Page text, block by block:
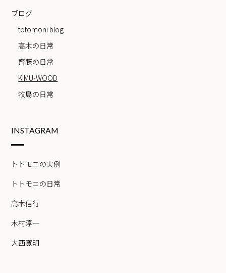
ブログ
totomoni blog
高木の日常
齊藤の日常
KIMU-WOOD
牧島の日常
INSTAGRAM
トトモニの実例
トトモニの日常
高木信行
木村淳一
大西寛明